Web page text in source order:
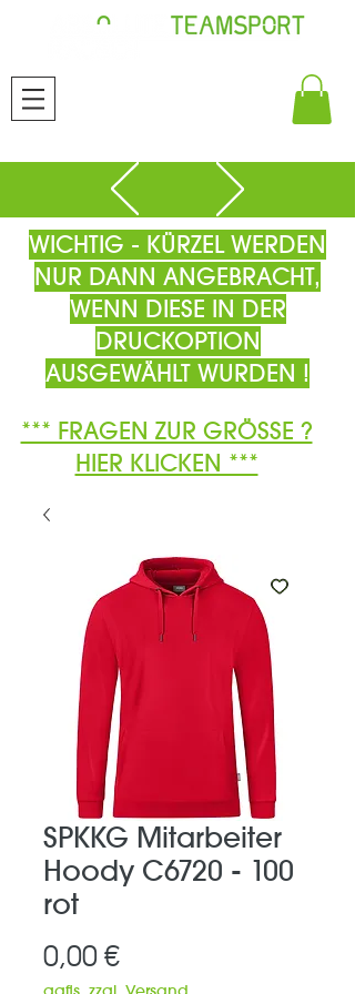
WICHTIG - KÜRZEL WERDEN
NUR DANN ANGEBRACHT,
WENN DIESE IN DER
DRUCKOPTION
AUSGEWÄHLT WURDEN !
*** FRAGEN ZUR GRÖSSE ?
HIER KLICKEN ***
SPKKG Mitarbeiter
Hoody C6720 - 100
rot
0,00 €Preis